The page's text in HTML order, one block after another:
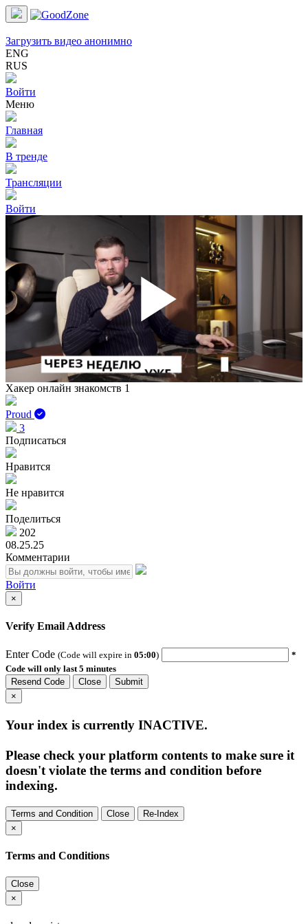
Загрузить видео анонимно
ENG
RUS
Войти
Меню
Главная
В тренде
Трансляции
Войти
Play
Хакер онлайн знакомств 1
Proud
3
Подписаться
Нравится
Не нравится
Поделиться
202
08.25.25
Комментарии
Войти
×
Verify Email Address
Enter Code (Code will expire in 05:00)
*
Code will only last 5 minutes
Resend Code
Close
Submit
×
Your index is currently INACTIVE.
Please check your platform contents to make sure it
doesn't violate the terms and condition before
indexing.
Terms and Condition Close
Re-Index
×
Terms and Conditions
Close
×